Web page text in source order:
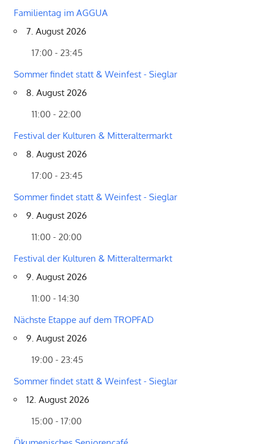
Familientag im AGGUA
7. August 2026
17:00 - 23:45
Sommer findet statt & Weinfest - Sieglar
8. August 2026
11:00 - 22:00
Festival der Kulturen & Mitteraltermarkt
8. August 2026
17:00 - 23:45
Sommer findet statt & Weinfest - Sieglar
9. August 2026
11:00 - 20:00
Festival der Kulturen & Mitteraltermarkt
9. August 2026
11:00 - 14:30
Nächste Etappe auf dem TROPFAD
9. August 2026
19:00 - 23:45
Sommer findet statt & Weinfest - Sieglar
12. August 2026
15:00 - 17:00